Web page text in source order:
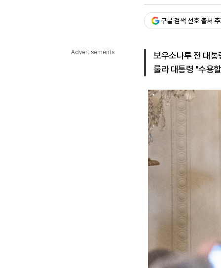
Tiếng Việt
승인 : 2025. 07. 31.
구글 검색 선호 출처
Advertisements
보우소나루 전 대
룰라 대통령 "수용